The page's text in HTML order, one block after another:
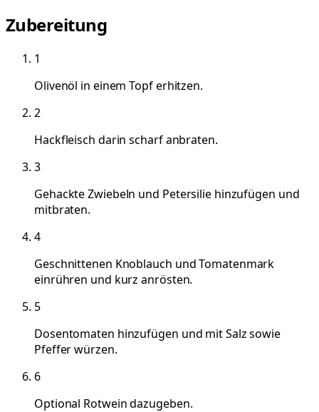
Zubereitung
1
Olivenöl in einem Topf erhitzen.
2
Hackfleisch darin scharf anbraten.
3
Gehackte Zwiebeln und Petersilie hinzufügen und
mitbraten.
4
Geschnittenen Knoblauch und Tomatenmark
einrühren und kurz anrösten.
5
Dosentomaten hinzufügen und mit Salz sowie
Pfeffer würzen.
6
Optional Rotwein dazugeben.